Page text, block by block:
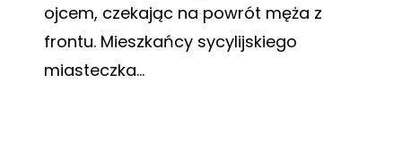
ojcem, czekając na powrót męża z
frontu. Mieszkańcy sycylijskiego
miasteczka…